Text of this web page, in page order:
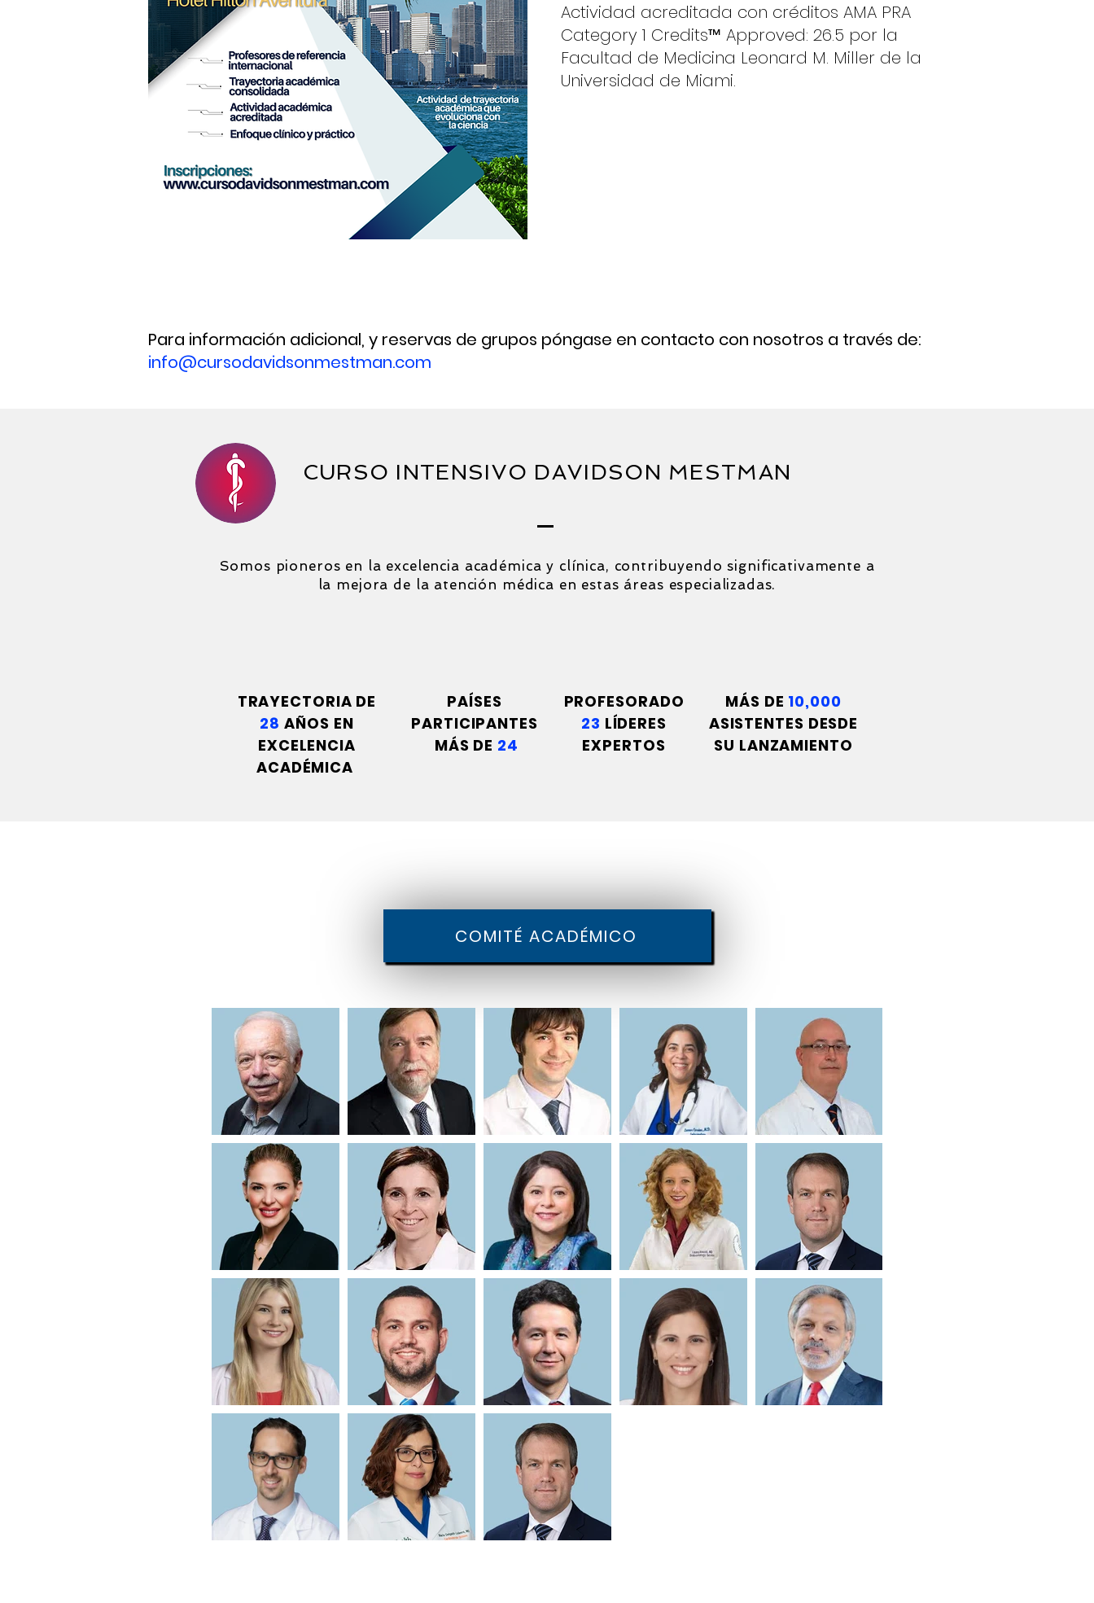
Actividad acreditada con créditos AMA PRA
Category 1 Credits™ Approved: 26.5 por la
Facultad de Medicina Leonard M. Miller de la
Universidad de Miami.
Para información adicional, y reservas de grupos póngase en contacto con nosotros a través de:
info@cursodavidsonmestman.com
CURSO INTENSIVO DAVIDSON MESTMAN
Somos pioneros en la excelencia académica y clínica, contribuyendo significativamente a
la mejora de la atención médica en estas áreas especializadas.
TRAYECTORIA DE
28 AÑOS EN
EXCELENCIA
ACADÉMICA
PAÍSES
PARTICIPANTES
MÁS DE 24
PROFESORADO
23 LÍDERES
EXPERTOS
MÁS DE 10,000
ASISTENTES DESDE
SU LANZAMIENTO
COMITÉ ACADÉMICO